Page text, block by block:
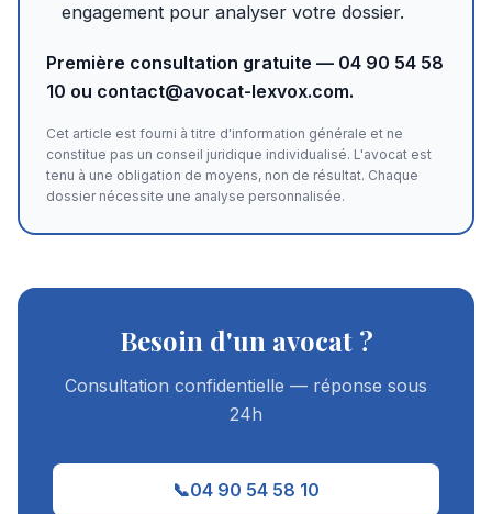
engagement pour analyser votre dossier.
Première consultation gratuite — 04 90 54 58
10 ou contact@avocat-lexvox.com.
Cet article est fourni à titre d'information générale et ne
constitue pas un conseil juridique individualisé. L'avocat est
tenu à une obligation de moyens, non de résultat. Chaque
dossier nécessite une analyse personnalisée.
Besoin d'un avocat ?
Consultation confidentielle — réponse sous
24h
📞04 90 54 58 10